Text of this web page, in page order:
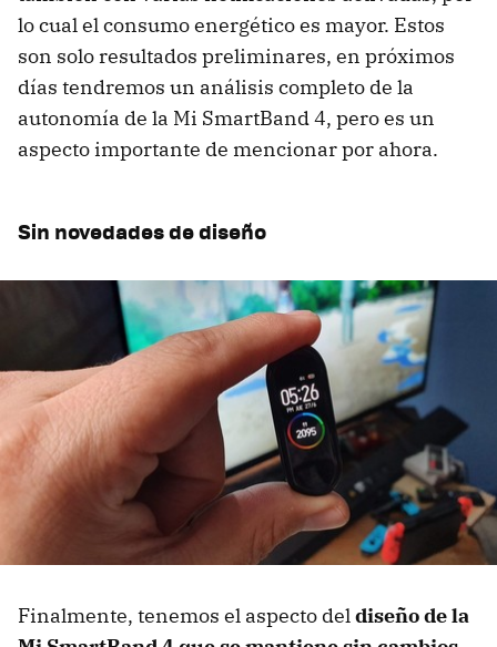
lo cual el consumo energético es mayor. Estos
son solo resultados preliminares, en próximos
días tendremos un análisis completo de la
autonomía de la Mi SmartBand 4, pero es un
aspecto importante de mencionar por ahora.
Sin novedades de diseño
Finalmente, tenemos el aspecto deldiseño de la